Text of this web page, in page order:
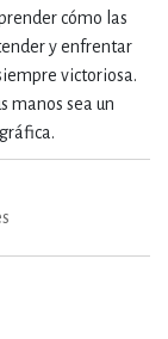
cómo las
y enfrentar
victoriosa.
manos sea un